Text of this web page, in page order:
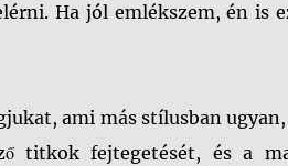
Ha jól emlékszem, én is
ami más stílusban
titkok fejtegetését, és a